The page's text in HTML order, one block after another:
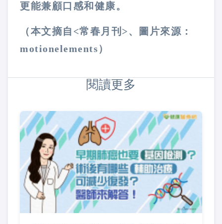
更能兼顧口感和健康。
（本文摘自<常春月刊>、圖片來源：
motionelements）
閱讀更多